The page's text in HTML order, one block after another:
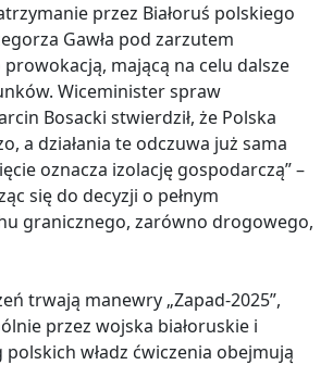
przez Białoruś polskiego
Gawła pod zarzutem
prowokacją, mającą na celu dalsze
Wiceminister spraw
Bosacki stwierdził, że Polska
a działania te odczuwa już sama
oznacza izolację gospodarczą” –
się do decyzji o pełnym
granicznego, zarówno drogowego,
trwają manewry „Zapad-2025”,
przez wojska białoruskie i
polskich władz ćwiczenia obejmują